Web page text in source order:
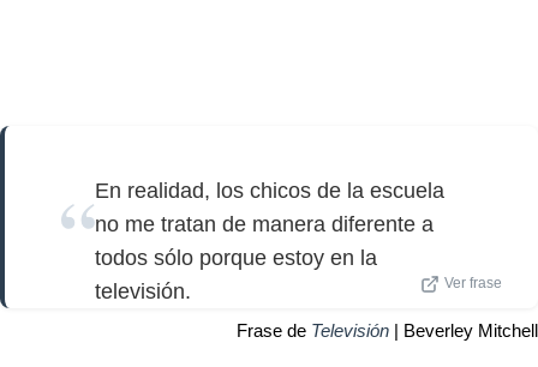
En realidad, los chicos de la escuela
no me tratan de manera diferente a
todos sólo porque estoy en la
televisión.
Ver frase
Frase de Televisión | Beverley Mitchell